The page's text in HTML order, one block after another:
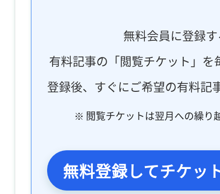
無料会員に登録
有料記事の「閲覧チケット」
登録後、すぐにご希望の有料記
※ 閲覧チケットは翌月への繰り
無料登録してチケッ